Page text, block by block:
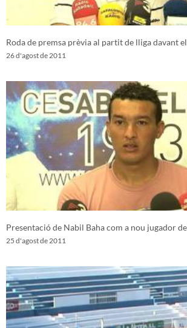
Roda de premsa prèvia al partit de lliga davant
26 d'agost de 2011
Presentació de Nabil Baha com a nou jugador
25 d'agost de 2011